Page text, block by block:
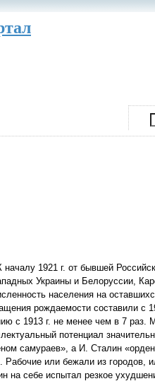
1921 г. от бывшей
Украины и Белоруссии,
населения на
рождаемости составили с
с 1913 г. не менее чем в 7 раз.
потенциал
самураев», а И. Сталин
Рабочие или бежали из
себе испытал резкое